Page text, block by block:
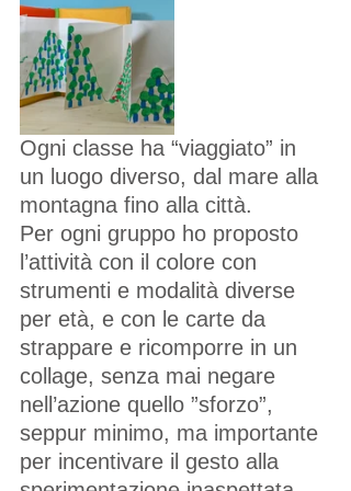
Ogni classe ha “viaggiato” in
un luogo diverso, dal mare alla
montagna fino alla città.
Per ogni gruppo ho proposto
l’attività con il colore con
strumenti e modalità diverse
per età, e con le carte da
strappare e ricomporre in un
collage, senza mai negare
nell’azione quello ”sforzo”,
seppur minimo, ma importante
per incentivare il gesto alla